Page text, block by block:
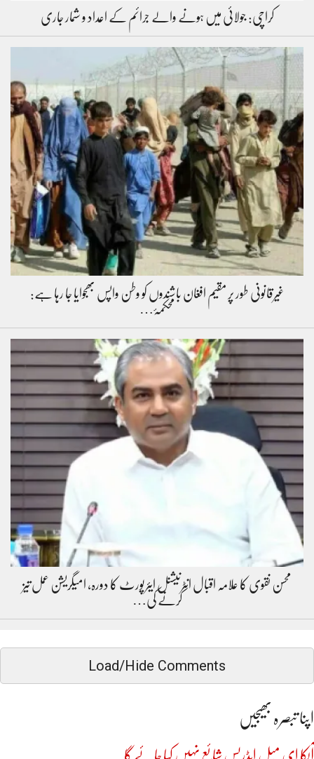
کراچی: جولائی میں ہونے والے جرائم کے اعداد و شمار جاری
غیرقانونی طور پر مقیم افغان باشندوں کو وطن واپس بھجوایا جا رہا ہے:
محکمۂ…
محسن نقوی کا علامہ اقبال انٹرنیشنل ایئرپورٹ کا دورہ، امیگریشن عمل تیز
کرنے کی…
Load/Hide Comments
اپنا تبصرہ بھیجیں
آپکا ای میل ایڈریس شائع نہیں کیا جائے گا